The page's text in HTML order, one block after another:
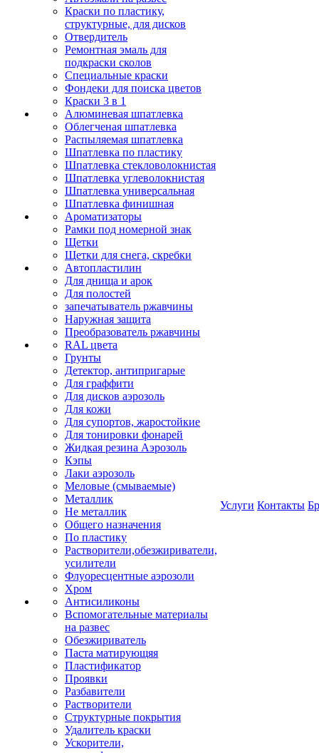
Краски по пластику,
структурные, для дисков
Отвердитель
Ремонтная эмаль для
подкраски сколов
Специальные краски
Фондеки для поиска цветов
Краски 3 в 1
Алюминевая шпатлевка
Облегченая шпатлевка
Распыляемая шпатлевка
Шпатлевка по пластику
Шпатлевка стекловолокнистая
Шпатлевка углеволокнистая
Шпатлевка универсальная
Шпатлевка финишная
Ароматизаторы
Рамки под номерной знак
Щетки
Щетки для снега, скребки
Автопластилин
Для днища и арок
Для полостей
запечатыватель ржавчины
Наружная защита
Преобразователь ржавчины
RAL цвета
Грунты
Детектор, антипригарые
Для граффити
Для дисков аэрозоль
Для кожи
Для супортов, жаростойкие
Для тонировки фонарей
Жидкая резина Аэрозоль
Кэпы
Лаки аэрозоль
Меловые (смываемые)
Металлик
Не металлик
Общего назначения
По пластику
Растворители,обезжириватели,
усилители
Флуоресцентные аэрозоли
Хром
Антисиликоны
Вспомогательные материалы
на развес
Обезжириватель
Паста матирующяя
Пластификатор
Проявки
Разбавители
Растворители
Структурные покрытия
Удалитель краски
Ускорители,
Услуги Контакты